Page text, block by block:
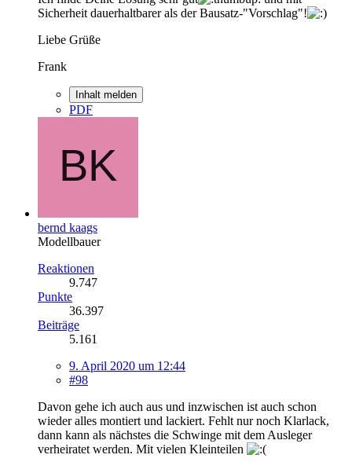
Sicherheit dauerhaltbarer als der Bausatz-"Vorschlag"!
Liebe Grüße
Frank
Inhalt melden
PDF
bernd kaags
Modellbauer
Reaktionen
9.747
Punkte
36.397
Beiträge
5.161
9. April 2020 um 12:44
#98
Davon gehe ich auch aus und inzwischen ist auch schon
wieder alles montiert und lackiert. Fehlt nur noch Klarlack,
dann kann als nächstes die Schwinge mit dem Ausleger
verheiratet werden. Mit vielen Kleinteilen